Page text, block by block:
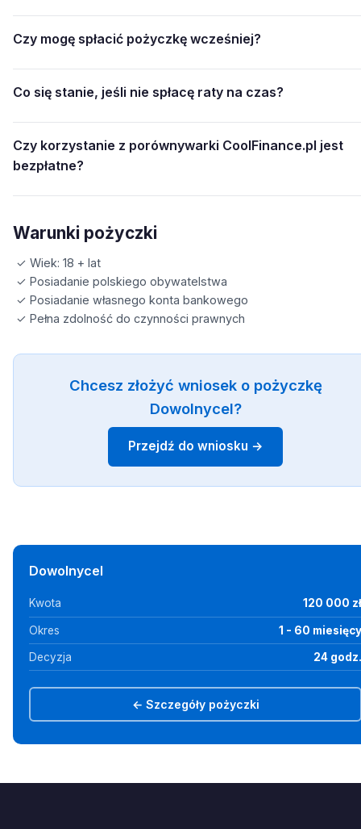
Czy mogę spłacić pożyczkę wcześniej?
Co się stanie, jeśli nie spłacę raty na czas?
Czy korzystanie z porównywarki CoolFinance.pl jest
bezpłatne?
Warunki pożyczki
✓ Wiek: 18 + lat
✓ Posiadanie polskiego obywatelstwa
✓ Posiadanie własnego konta bankowego
✓ Pełna zdolność do czynności prawnych
Chcesz złożyć wniosek o pożyczkę
Dowolnycel?
Przejdź do wniosku →
Dowolnycel
Kwota 120 000 zł
Okres 1 - 60 miesięcy
Decyzja 24 godz.
← Szczegóły pożyczki